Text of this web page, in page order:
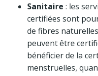
Sanitaire : les
certifiées sont
de fibres
peuvent être
bénéficier de la
menstruelles,